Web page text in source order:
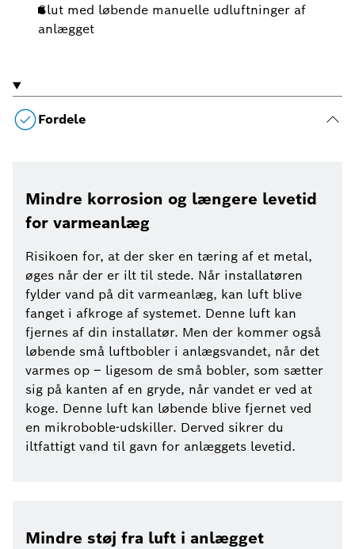
Slut med løbende manuelle udluftninger af
anlægget
Fordele
Mindre korrosion og længere levetid
for varmeanlæg
Risikoen for, at der sker en tæring af et metal,
øges når der er ilt til stede. Når installatøren
fylder vand på dit varmeanlæg, kan luft blive
fanget i afkroge af systemet. Denne luft kan
fjernes af din installatør. Men der kommer også
løbende små luftbobler i anlægsvandet, når det
varmes op – ligesom de små bobler, som sætter
sig på kanten af en gryde, når vandet er ved at
koge. Denne luft kan løbende blive fjernet ved
en mikroboble-udskiller. Derved sikrer du
iltfattigt vand til gavn for anlæggets levetid.
Mindre støj fra luft i anlægget